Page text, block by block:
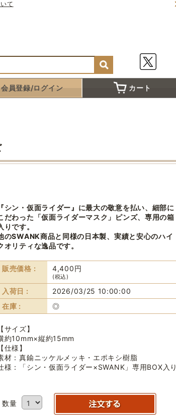
て
会員登録/ログイン カート
『シン・仮面ライダー』に最大の敬意を払い、細部に
だわった「仮面ライダーマスク」ピンズ、専用の箱
りです。
のSWANK商品と同様の日本製、実績と安心のハイ
オリティな逸品です。
販売価格 : 4,400円
(税込)
入荷日 :
2026/03/25 10:00:00
在庫 :
◎
【サイズ】
約10mm×縦約15mm
【仕様】
材：真鍮ニッケルメッキ・エポキシ樹脂
様：「シン・仮面ライダー×SWANK」専用BOX入り
数量